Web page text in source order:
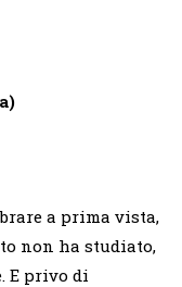
a prima vista,
non ha studiato,
E privo di